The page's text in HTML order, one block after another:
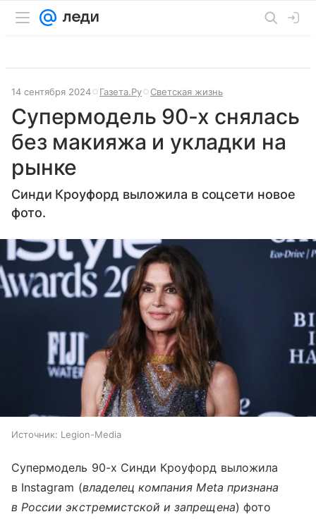
14 сентября 2024 Газета.Ру Светская жизнь
Супермодель 90-х снялась
без макияжа и укладки на
рынке
Синди Кроуфорд выложила в соцсети новое
фото.
Источник: Legion-Media
Супермодель 90-х Синди Кроуфорд выложила
в Instagram (владелец компания Meta признана
в России экстремистской и запрещена) фото